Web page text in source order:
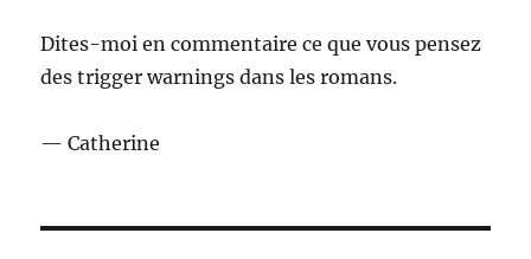
Dites-moi en commentaire ce que vous pensez
des trigger warnings dans les romans.
— Catherine